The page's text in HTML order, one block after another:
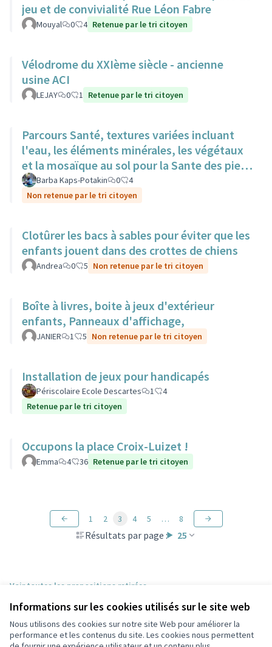
Informations sur les cookies utilisés sur le site web
Nous utilisons des cookies sur notre site Web pour améliorer la
performance et les contenus du site. Les cookies nous permettent
jeu et de convivialité Rue Léon Fabre
Mouyal 0 4 Retenue par le tri citoyen
Vélodrome du XXIème siècle - ancienne
usine ACI
LEJAY 0 1 Retenue par le tri citoyen
Parcours Santé, textures variées incluant
l'eau, les éléments minérales, les végétaux
et la mosaïque au sol pour la Sante des pieds
nus.Barba Kaps-Potakin 0
4
Non retenue par le tri citoyen
Clotûrer les bacs à sables pour éviter que les
enfants jouent dans des crottes de chiens
Andrea 0 5 Non retenue par le tri citoyen
Boîte à livres, boite à jeux d'extérieur
enfants, Panneaux d'affichage,
JANIER 1 5 Non retenue par le tri citoyen
Installation de jeux pour handicapés
Périscolaire Ecole Descartes 1
4
Retenue par le tri citoyen
Occupons la place Croix-Luizet !
Emma 4 36 Retenue par le tri citoyen
Résultats par page : 25
1 2 3 4 5 … 8
Voir toutes les propositions retirées
Conditions d'utilisation
Paramètres des cookies